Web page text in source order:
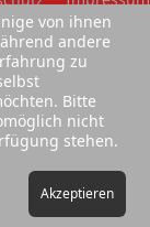
von ihnen
andere
zu
Bitte
nicht
stehen.
Akzeptieren